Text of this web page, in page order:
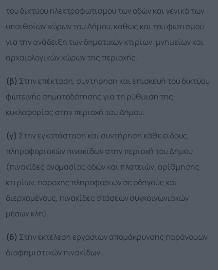
του δικτύου ηλεκτροφωτισμού των οδών και γενικά των
υπαιθρίων χώρων του Δήμου, καθώς και του φωτισμού
για την ανάδειξη των δημοτικών κτιρίων, μνημείων και
αρχαιολογικών χώρων της περιοχής.
(β) Στην επέκταση, συντήρηση και επισκευή του δικτύου
φωτεινής σηματοδότησης για τη ρύθμιση της
κυκλοφορίας στην περιοχή του Δήμου.
(γ) Στην εγκατάσταση και συντήρηση κάθε είδους
πληροφοριακών πινακίδων στην περιοχή του Δήμου
(πινακίδες ονομασίας οδών και πλατειών, αρίθμησης
κτιρίων, παροχής πληροφοριών σε οδηγούς και
διερχομένους, πινακίδες στάσεων συγκοινωνιακών
μέσων κλπ).
(δ) Στην εκτέλεση εργασιών απομάκρυνσης παράνομων
διαφημιστικών πινακίδων.